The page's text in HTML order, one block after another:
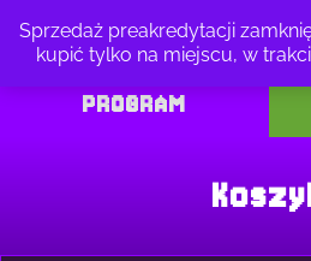
do
treści
PROGRAM
Sprzedaż preakredytacji
kupić tylko na miejscu, w